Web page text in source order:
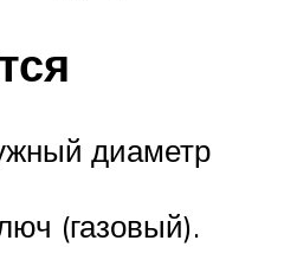
диаметр
(газовый).